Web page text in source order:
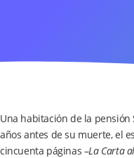
Una habitación de la pensión
años antes de su muerte, el
cincuenta páginas –La Carta